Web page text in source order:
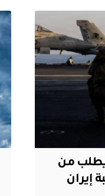
من
إيران